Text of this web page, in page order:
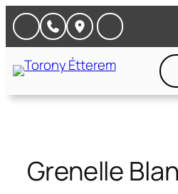
Ugrás
tartalomhoz
Grenelle